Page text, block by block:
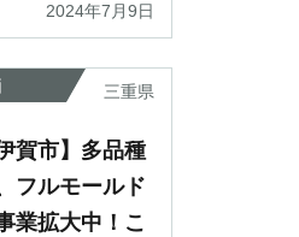
2024年7月9日
三重県
賀市】多品種
フルモールド
業拡大中！こ